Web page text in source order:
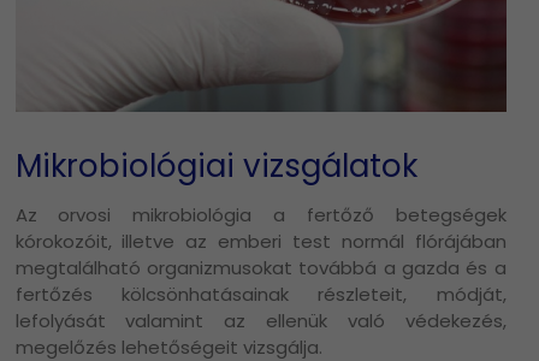
Mikrobiológiai vizsgálatok
Az orvosi mikrobiológia a fertőző betegségek
kórokozóit, illetve az emberi test normál flórájában
megtalálható organizmusokat továbbá a gazda és a
fertőzés kölcsönhatásainak részleteit, módját,
lefolyását valamint az ellenük való védekezés,
megelőzés lehetőségeit vizsgálja.